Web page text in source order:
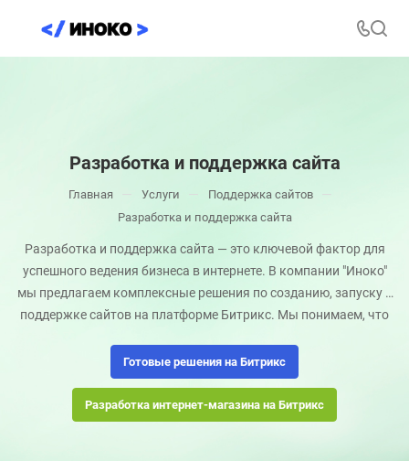
Разработка и поддержка сайта
Главная Услуги — Поддержка сайтов —
Разработка и поддержка сайта
Разработка и поддержка сайта — это ключевой фактор для
успешного ведения бизнеса в интернете. В компании "Иноко"
мы предлагаем комплексные решения по созданию, запуску и
поддержке сайтов на платформе Битрикс. Мы понимаем, что
индивидуальный подход к каждому клиенту. Мы работаем,
чтобы вы достигали своих целей, развивали свой бизнес и
получали стабильные результаты.
Готовые решения на Битрикс
Разработка интернет-магазина на Битрикс